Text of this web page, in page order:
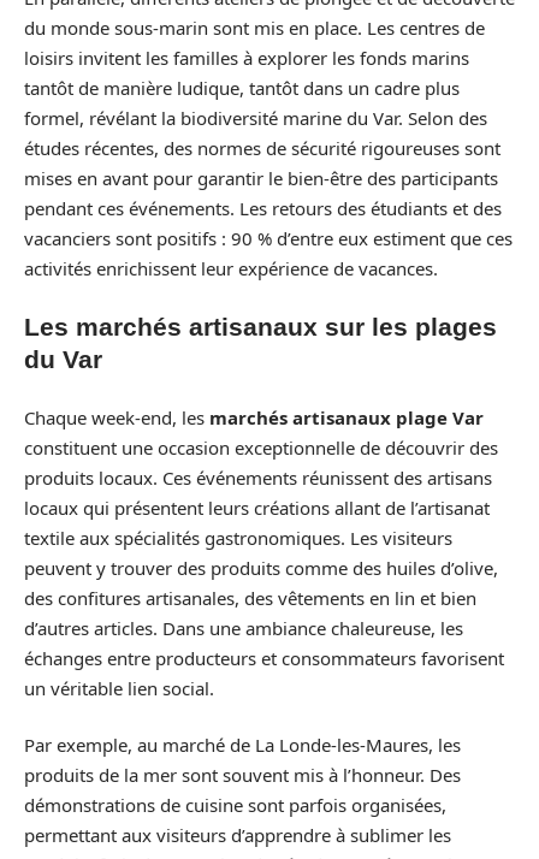
du monde sous-marin sont mis en place. Les centres de
loisirs invitent les familles à explorer les fonds marins
tantôt de manière ludique, tantôt dans un cadre plus
formel, révélant la biodiversité marine du Var. Selon des
études récentes, des normes de sécurité rigoureuses sont
mises en avant pour garantir le bien-être des participants
pendant ces événements. Les retours des étudiants et des
vacanciers sont positifs : 90 % d’entre eux estiment que ces
activités enrichissent leur expérience de vacances.
Les marchés artisanaux sur les plages
du Var
Chaque week-end, les marchés artisanaux plage Var
constituent une occasion exceptionnelle de découvrir des
produits locaux. Ces événements réunissent des artisans
locaux qui présentent leurs créations allant de l’artisanat
textile aux spécialités gastronomiques. Les visiteurs
peuvent y trouver des produits comme des huiles d’olive,
des confitures artisanales, des vêtements en lin et bien
d’autres articles. Dans une ambiance chaleureuse, les
échanges entre producteurs et consommateurs favorisent
un véritable lien social.
Par exemple, au marché de La Londe-les-Maures, les
produits de la mer sont souvent mis à l’honneur. Des
démonstrations de cuisine sont parfois organisées,
permettant aux visiteurs d’apprendre à sublimer les